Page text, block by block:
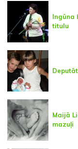
Ingūna
titulu
Maijā
mazuļi